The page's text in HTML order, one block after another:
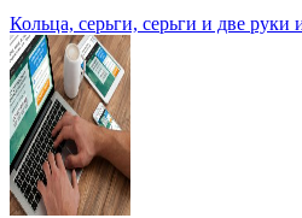
Кольца, серьги, серьги и две руки